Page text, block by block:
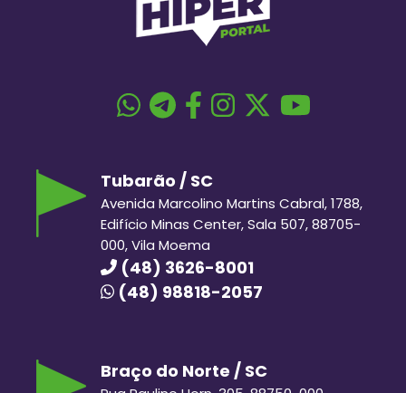
Tubarão / SC
Avenida Marcolino Martins Cabral, 1788,
Edifício Minas Center, Sala 507, 88705-
000, Vila Moema
(48) 3626-8001
(48) 98818-2057
Braço do Norte / SC